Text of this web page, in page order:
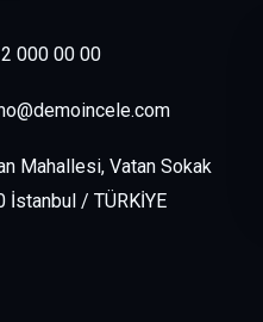
000 00 00
Mahallesi, Vatan Sokak
İstanbul / TÜRKİYE